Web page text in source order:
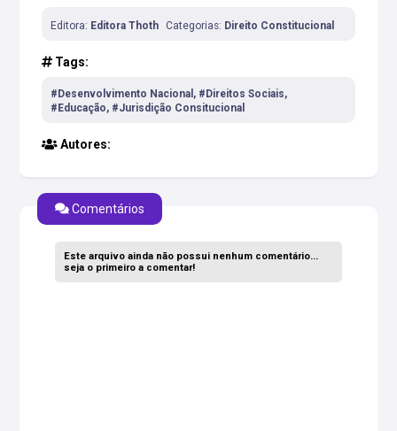
Celso Furtado.
Editora: Editora Thoth Categorias: Direito Constitucional
Tags:
#Desenvolvimento Nacional, #Direitos Sociais,
#Educação, #Jurisdição Consitucional
Autores:
Comentários
Este arquivo ainda não possui nenhum comentário...
seja o primeiro a comentar!